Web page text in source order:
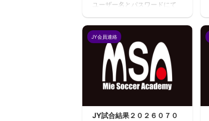
ユーザー名とパスワードにて
既存ユーザのログインユーザ
ー名またはメールアドレスパ
スワード ログイン状態を保存
する
JY会員連絡
JY試合結果２０２６０７０